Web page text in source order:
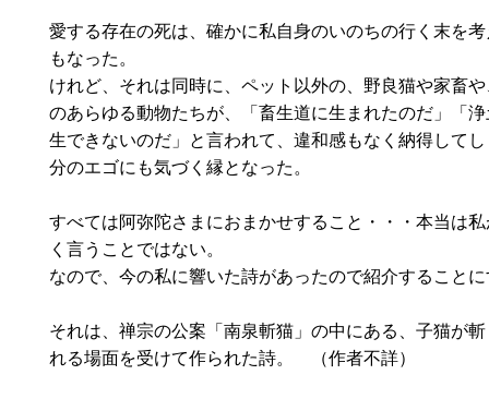
愛する存在の死は、確かに私自身のいのちの行く末を
もなった。
けれど、それは同時に、ペット以外の、野良猫や家畜
のあらゆる動物たちが、「畜生道に生まれたのだ」「
生できないのだ」と言われて、違和感もなく納得して
分のエゴにも気づく縁となった。
すべては阿弥陀さまにおまかせすること・・・本当は
く言うことではない。
なので、今の私に響いた詩があったので紹介すること
それは、禅宗の公案「南泉斬猫」の中にある、子猫が
れる場面を受けて作られた詩。 （作者不詳）